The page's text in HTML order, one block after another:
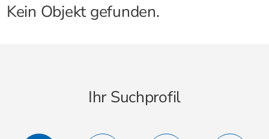
Kein Objekt gefunden.
Ihr Suchprofil